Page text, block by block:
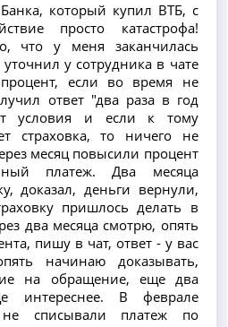
который купил ВТБ, с
просто катастрофа!
что у меня заканчилась
у сотрудника в чате
если во время не
ответ "два раза в год
условия и если к тому
страховка, то ничего не
месяц повысили процент
платеж. Два месяца
доказал, деньги вернули,
пришлось делать в
два месяца смотрю, опять
пишу в чат, ответ - у вас
начинаю доказывать,
на обращение, еще два
интереснее. В феврале
не списывали платеж по